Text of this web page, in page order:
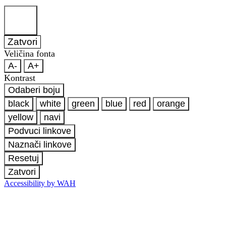
Zatvori
Veličina fonta
A-
A+
Kontrast
Odaberi boju
black
white green blue red
orange
yellow
navi
Podvuci linkove
Naznači linkove
Resetuj
Zatvori
Accessibility by WAH